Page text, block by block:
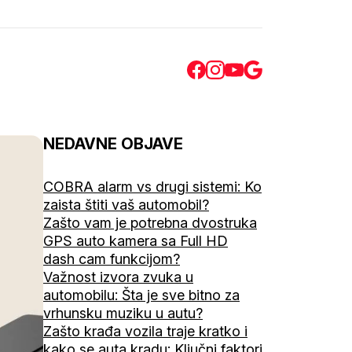
NEDAVNE OBJAVE
COBRA alarm vs drugi sistemi: Ko
zaista štiti vaš automobil?
Zašto vam je potrebna dvostruka
GPS auto kamera sa Full HD
dash cam funkcijom?
Važnost izvora zvuka u
automobilu: Šta je sve bitno za
vrhunsku muziku u autu?
Zašto krađa vozila traje kratko i